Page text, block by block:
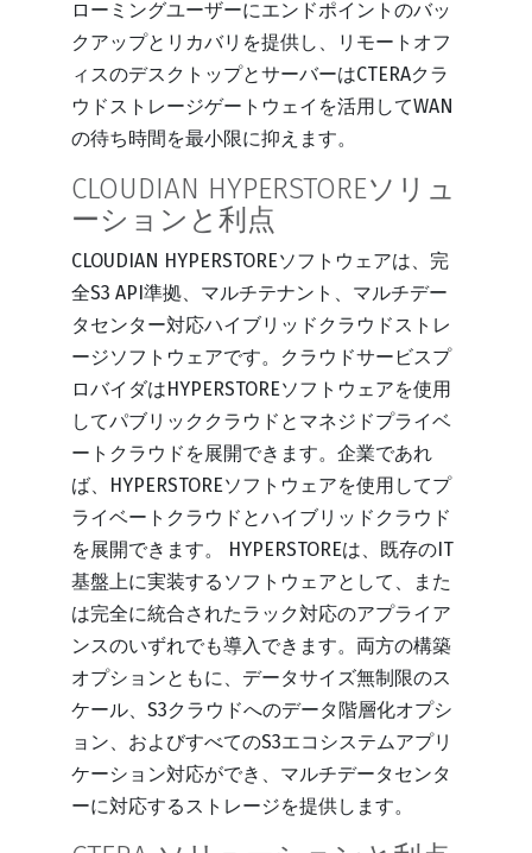
ローミングユーザーにエンドポイントのバッ
クアップとリカバリを提供し、リモートオフ
ィスのデスクトップとサーバーはCTERAクラ
ウドストレージゲートウェイを活用してWAN
の待ち時間を最小限に抑えます。
CLOUDIAN HYPERSTOREソリュ
ーションと利点
CLOUDIAN HYPERSTOREソフトウェアは、完
全S3 API準拠、マルチテナント、マルチデー
タセンター対応ハイブリッドクラウドストレ
ージソフトウェアです。クラウドサービスプ
ロバイダはHYPERSTOREソフトウェアを使用
してパブリッククラウドとマネジドプライベ
ートクラウドを展開できます。企業であれ
ば、HYPERSTOREソフトウェアを使用してプ
ライベートクラウドとハイブリッドクラウド
を展開できます。 HYPERSTOREは、既存のIT
基盤上に実装するソフトウェアとして、また
は完全に統合されたラック対応のアプライア
ンスのいずれでも導入できます。両方の構築
オプションともに、データサイズ無制限のス
ケール、S3クラウドへのデータ階層化オプシ
ョン、およびすべてのS3エコシステムアプリ
ケーション対応ができ、マルチデータセンタ
ーに対応するストレージを提供します。